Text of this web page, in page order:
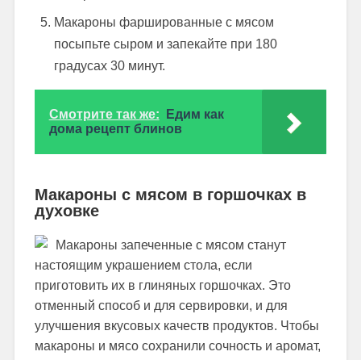
Макароны фаршированные с мясом
посыпьте сыром и запекайте при 180
градусах 30 минут.
Смотрите так же:
Едим как
дома рецепт блинов
Макароны с мясом в горшочках в
духовке
Макароны запеченные с мясом станут
настоящим украшением стола, если
приготовить их в глиняных горшочках. Это
отменный способ и для сервировки, и для
улучшения вкусовых качеств продуктов. Чтобы
макароны и мясо сохранили сочность и аромат,